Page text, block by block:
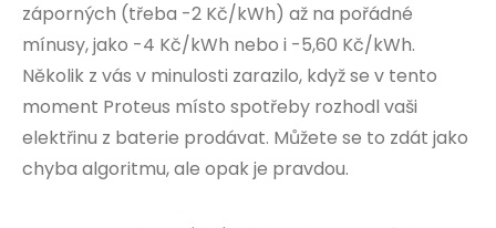
záporných (třeba -2 Kč/kWh) až na pořádné
mínusy, jako -4 Kč/kWh nebo i -5,60 Kč/kWh.
Několik z vás v minulosti zarazilo, když se v tento
moment Proteus místo spotřeby rozhodl vaši
elektřinu z baterie prodávat. Můžete se to zdát jako
chyba algoritmu, ale opak je pravdou.